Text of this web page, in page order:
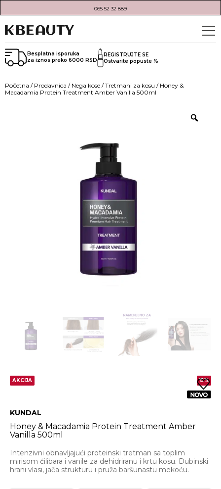
065 52 32 889
Besplatna isporuka
za iznos preko 6000 RSD
REGISTRUJTE SE
Ostvarite popuste %
Početna / Prodavnica / Nega kose /Tretmani za kosu / Honey &
Macadamia Protein Treatment Amber Vanilla 500ml
AKCIJA 15%
KUNDAL
Honey & Macadamia Protein Treatment Amber
Vanilla 500ml
Intenzivni obnavljajući proteinski tretman sa toplim
mirisom ćilibara i vanile za dehidriranu i krtu kosu. Dubinski
hrani vlasi, jača strukturu i pruža baršunastu mekoću.